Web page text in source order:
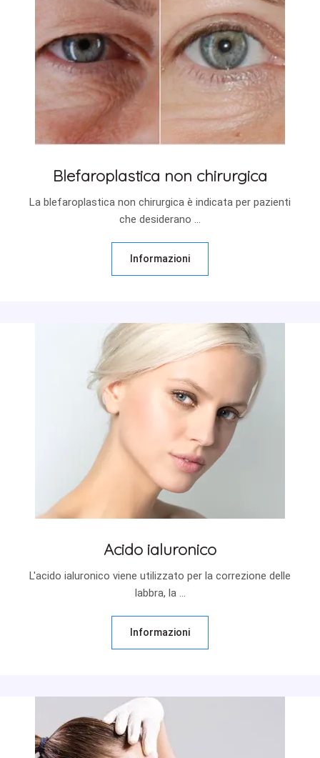
Blefaroplastica non chirurgica
La blefaroplastica non chirurgica è indicata per pazienti
che desiderano ...
Informazioni
Acido ialuronico
L'acido ialuronico viene utilizzato per la correzione delle
labbra, la ...
Informazioni